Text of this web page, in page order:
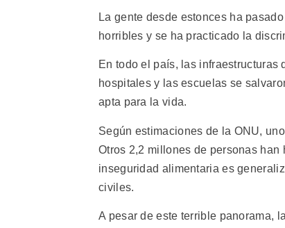
La gente desde estonces ha
horribles y se ha practicado la
En todo el país, las
hospitales y las escuelas se
apta para la vida.
Según estimaciones de la ONU,
Otros 2,2 millones de personas
inseguridad alimentaria es
civiles.
A pesar de este terrible panorama,